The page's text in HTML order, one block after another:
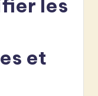
les
et